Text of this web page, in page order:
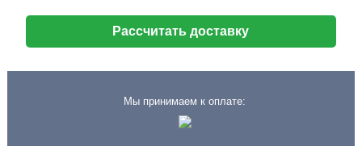
Рассчитать доставку
Мы принимаем к оплате: